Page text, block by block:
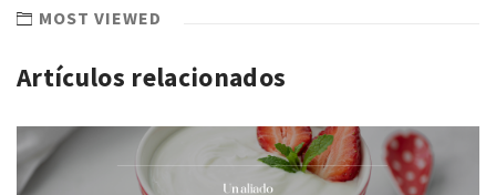
MOST VIEWED
Artículos relacionados